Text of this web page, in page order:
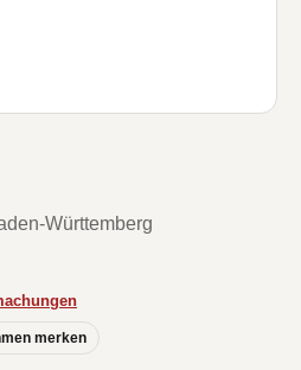
Württemberg
merken